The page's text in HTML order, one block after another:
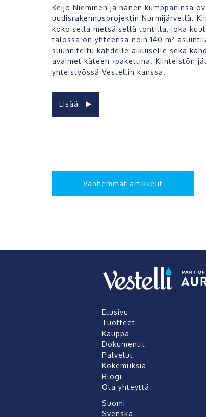
Keijo Nieminen ja hänen kumppaninsa
uudisrakennusprojektin Nurmijärvellä.
kokoisella metsäisellä tontilla, joka
talossa on yhteensä noin 140 m²
suunniteltu kahdelle aikuiselle sekä
avaimet käteen -pakettina. Kiinteistön
yhteistyössä Vestellin kanssa.
Lisää
Artikkelien
selausVanhemmat artikkelit
Etusivu
Tuotteet
Kauppa
Dokumentit
Palvelut
Kokemuksia
Blogi
Ota yhteyttä
Suomi
Svenska